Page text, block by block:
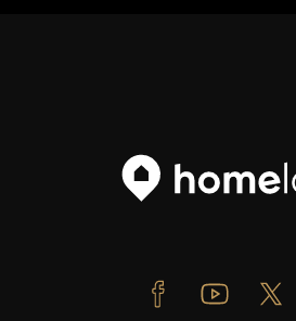
FacebookYoutube